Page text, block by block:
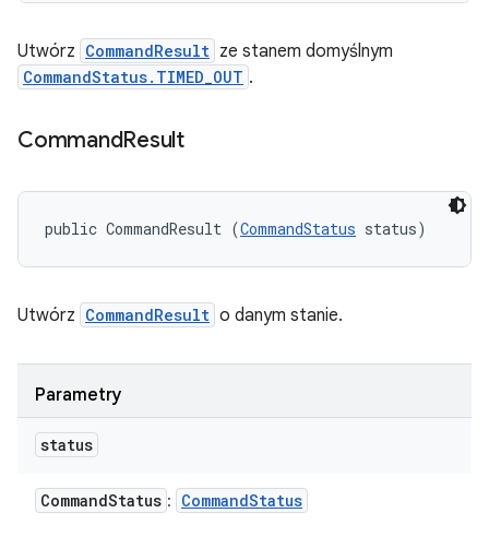
Utwórz CommandResult ze stanem domyślnym
CommandStatus.TIMED_OUT .
CommandResult
public CommandResult (CommandStatus status)
Utwórz CommandResult o danym stanie.
Parametry
status
CommandStatus : CommandStatus